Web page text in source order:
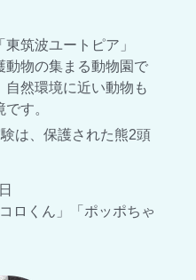
筑波ユートピア」
動物の集まる動物園で
然環境に近い動物も
す。
は、保護された熊2頭
ロくん」「ポッポちゃ